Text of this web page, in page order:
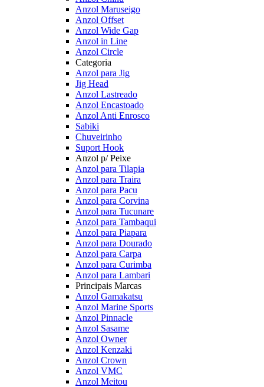
Anzol Maruseigo
Anzol Offset
Anzol Wide Gap
Anzol in Line
Anzol Circle
Categoria
Anzol para Jig
Jig Head
Anzol Lastreado
Anzol Encastoado
Anzol Anti Enrosco
Sabiki
Chuveirinho
Suport Hook
Anzol p/ Peixe
Anzol para Tilapia
Anzol para Traira
Anzol para Pacu
Anzol para Corvina
Anzol para Tucunare
Anzol para Tambaqui
Anzol para Piapara
Anzol para Dourado
Anzol para Carpa
Anzol para Curimba
Anzol para Lambari
Principais Marcas
Anzol Gamakatsu
Anzol Marine Sports
Anzol Pinnacle
Anzol Sasame
Anzol Owner
Anzol Kenzaki
Anzol Crown
Anzol VMC
Anzol Meitou